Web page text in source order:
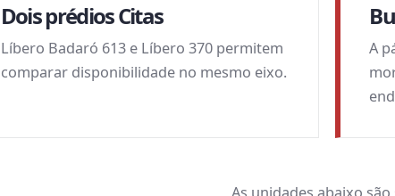
Dois prédios Citas
Líbero Badaró 613 e Líbero 370 permitem
comparar disponibilidade no mesmo eixo.
A